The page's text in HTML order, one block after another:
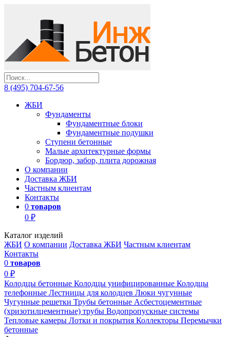
8 (495) 704-67-56
ЖБИ
Фундаменты
Фундаментные блоки
Фундаментные подушки
Ступени бетонные
Малые архитектурные формы
Бордюр, забор, плита дорожная
О компании
Доставка ЖБИ
Частным клиентам
Контакты
0 товаров
0 ₽
Каталог изделий
ЖБИ О компании Доставка ЖБИ Частным клиентам
Контакты
0 товаров
0 ₽
Колодцы бетонные Колодцы унифицированные Колодцы
телефонные Лестницы для колодцев Люки чугунные
Чугунные решетки Трубы бетонные Асбестоцементные
(хризотилцементные) трубы Водопропускные системы
Тепловые камеры Лотки и покрытия Коллекторы Перемычки
бетонные